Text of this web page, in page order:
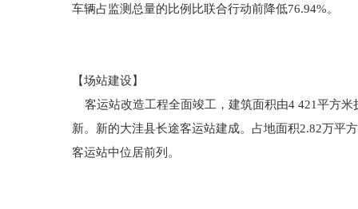
车辆占监测总量的比例比联合行动前降低76.94%。
【场站建设】
客运站改造工程全面竣工，建筑面积由4 421平方米
新。新的大洼县长途客运站建成。占地面积2.82万平
客运站中位居前列。